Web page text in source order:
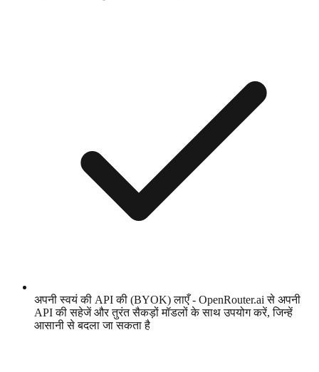
अपनी स्वयं की API की (BYOK) लाएँ - OpenRouter.ai से अपनी
API की सहेजें और तुरंत सैकड़ों मॉडलों के साथ उपयोग करें, जिन्हें
आसानी से बदला जा सकता है